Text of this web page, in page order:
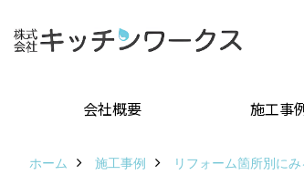
会社概要 施工事
ホーム 施工事例 リフォーム箇所別にみ